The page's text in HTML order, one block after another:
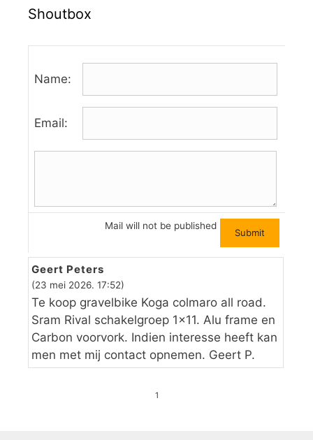
Shoutbox
Name:
Email:
Mail will not be published
Geert Peters
(23 mei 2026. 17:52)
Te koop gravelbike Koga colmaro all road.
Sram Rival schakelgroep 1×11. Alu frame en
Carbon voorvork. Indien interesse heeft kan
men met mij contact opnemen. Geert P.
1